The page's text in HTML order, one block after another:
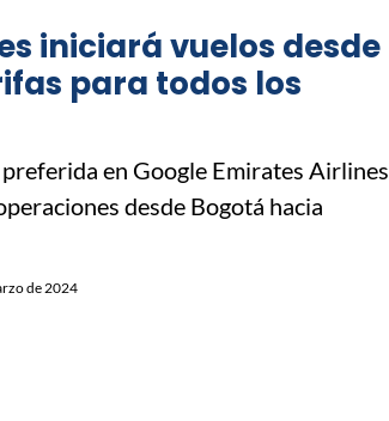
iniciará vuelos desde
para todos los
en Google Emirates Airlines
desde Bogotá hacia
de 2024